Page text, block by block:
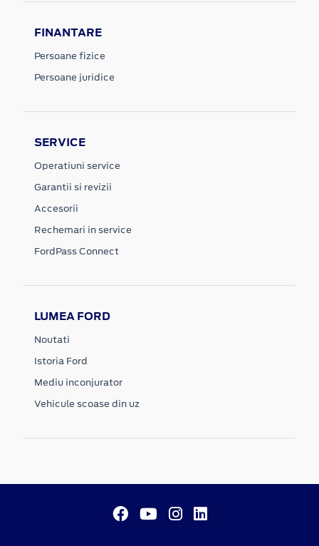
FINANTARE
Persoane fizice
Persoane juridice
SERVICE
Operatiuni service
Garantii si revizii
Accesorii
Rechemari in service
FordPass Connect
LUMEA FORD
Noutati
Istoria Ford
Mediu inconjurator
Vehicule scoase din uz